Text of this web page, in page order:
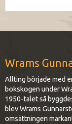
Wrams
Allting började med
bokskogen under
1950-talet så
blev Wrams
omsättningen